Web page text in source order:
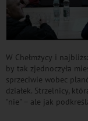
W Chełmżycy i
by tak zjednoczyła
sprzeciwie wobec
działek. Strzelnicy,
"nie" – ale jak